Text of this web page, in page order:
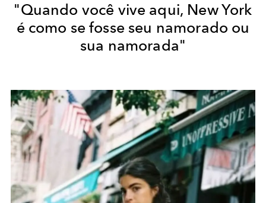
"Quando você vive aqui, New York
é como se fosse seu namorado ou
sua namorada"